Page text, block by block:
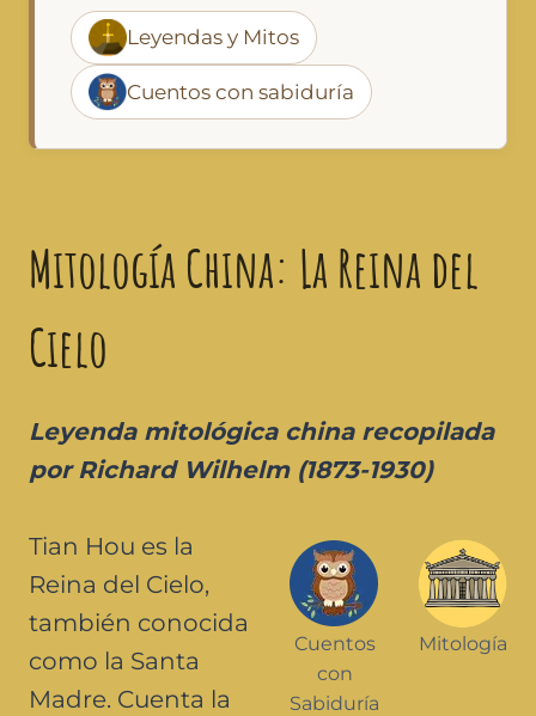
Leyendas y Mitos
Cuentos con sabiduría
Mitología China: La Reina del
Cielo
Leyenda mitológica china recopilada
por Richard Wilhelm (1873-1930)
Mitología
Cuentos
con
Sabiduría
Tian Hou es la
Reina del Cielo,
también conocida
como la Santa
Madre. Cuenta la